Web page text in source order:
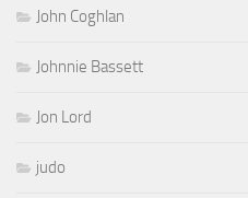
John Coghlan
Johnnie Bassett
Jon Lord
judo